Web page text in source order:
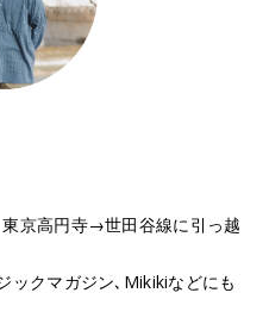
京高円寺→世田谷線に引っ越
ックマガジン､Mikikiなどにも